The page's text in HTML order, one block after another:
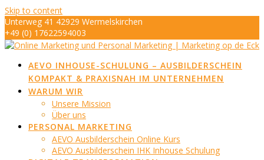
Skip to content
Unterweg 41 42929 Wermelskirchen
+49 (0) 17622594003
info@marketing-op-de-eck.de
AEVO INHOUSE-SCHULUNG – AUSBILDERSCHEIN
KOMPAKT & PRAXISNAH IM UNTERNEHMEN
WARUM WIR
Unsere Mission
Über uns
PERSONAL MARKETING
AEVO Ausbilderschein Online Kurs
AEVO Ausbilderschein IHK Inhouse Schulung